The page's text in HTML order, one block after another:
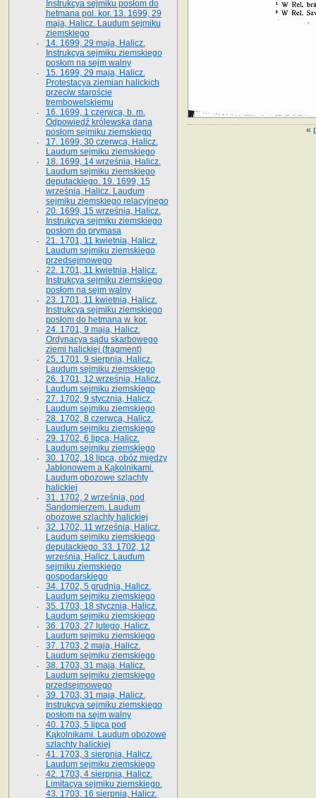
«
Instrukcya sejmiku posłom do
hetmana pol. kor. 13. 1699, 29
maja, Halicz. Laudum sejmiku
ziemskiego
14. 1699, 29 maja, Halicz.
Instrukcya sejmiku ziemskiego
posłom na sejm walny
15. 1699, 29 maja, Halicz.
Protestacya ziemian halickich
przeciw staroście
trembowelskiemu
16. 1699, 1 czerwca, b. m.
Odpowiedź królewska dana
posłom sejmiku ziemskiego
17. 1699, 30 czerwca, Halicz.
Laudum sejmiku ziemskiego
18. 1699, 14 września, Halicz.
Laudum sejmiku ziemskiego
deputackiego. 19. 1699, 15
września, Halicz. Laudum
sejmiku ziemskiego relacyjnego
20. 1699, 15 września, Halicz.
Instrukcya sejmiku ziemskiego
posłom do prymasa
21. 1701, 11 kwietnia, Halicz.
Laudum sejmiku ziemskiego
przedsejmowego
22. 1701, 11 kwietnia, Halicz.
Instrukcya sejmiku ziemskiego
posłom na sejm walny
23. 1701, 11 kwietnia, Halicz.
Instrukcya sejmiku ziemskiego
posłom do hetmana w. kor.
24. 1701, 9 maja, Halicz.
Ordynacya sądu skarbowego
ziemi halickiej (fragment)
25. 1701, 9 sierpnia, Halicz.
Laudum sejmiku ziemskiego
26. 1701, 12 września, Halicz.
Laudum sejmiku ziemskiego
27. 1702, 9 stycznia, Halicz.
Laudum sejmiku ziemskiego
28. 1702, 8 czerwca, Halicz.
Laudum sejmiku ziemskiego
29. 1702, 6 lipca, Halicz.
Laudum sejmiku ziemskiego
30. 1702, 18 lipca, obóz między
Jabłonowem a Kąkolnikami.
Laudum obozowe szlachty
halickiej
31. 1702, 2 września, pod
Sandomierzem. Laudum
obozowe szlachty halickiej
32. 1702, 11 września, Halicz.
Laudum sejmiku ziemskiego
deputackiego. 33. 1702, 12
września, Halicz. Laudum
sejmiku ziemskiego
gospodarskiego
34. 1702, 5 grudnia, Halicz.
Laudum sejmiku ziemskiego
35. 1703, 18 stycznia, Halicz.
Laudum sejmiku ziemskiego
36. 1703, 27 lutego, Halicz.
Laudum sejmiku ziemskiego
37. 1703, 2 maja, Halicz.
Laudum sejmiku ziemskiego
38. 1703, 31 maja, Halicz.
Laudum sejmiku ziemskiego
przedsejmowego
39. 1703, 31 maja, Halicz.
Instrukcya sejmiku ziemskiego
posłom na sejm walny
40. 1703, 5 lipca pod
Kąkolnikami. Laudum obozowe
szlachty halickiej
41­. 1703, 3 sierpnia, Halicz.
Laudum sejmiku ziemskiego
42. 1703, 4 sierpnia, Halicz.
Limitacya sejmiku ziemskiego.
43. 1703, 16 sierpnia, Halicz.